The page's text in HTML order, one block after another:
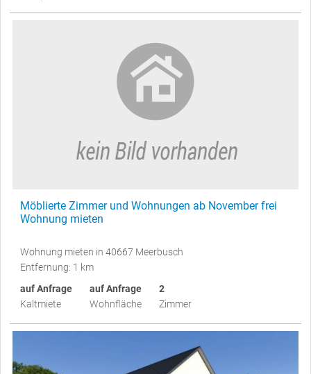
Möblierte Zimmer und Wohnungen ab November frei
Wohnung mieten
Wohnung mieten in 40667 Meerbusch
Entfernung: 1 km
auf Anfrage
Kaltmiete
auf Anfrage
Wohnfläche
2
Zimmer